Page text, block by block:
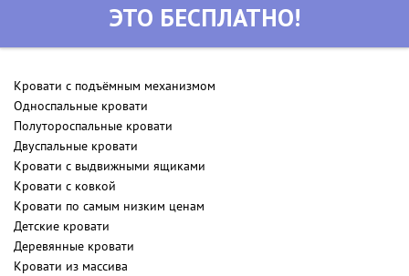
ЭТО БЕСПЛАТНО!
Кровати с подъёмным механизмом
Односпальные кровати
Полутороспальные кровати
Двуспальные кровати
Кровати с выдвижными ящиками
Кровати с ковкой
Кровати по самым низким ценам
Детские кровати
Деревянные кровати
Кровати из массива